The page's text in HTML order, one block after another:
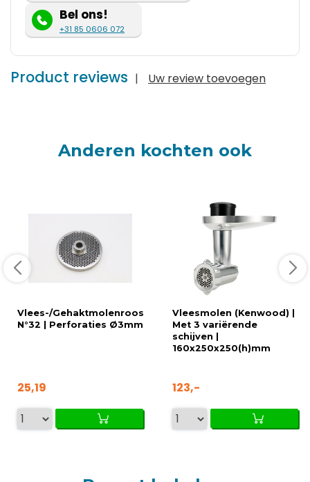
Bel ons!
+31 85 0606 072
Product reviews | Uw review toevoegen
Anderen kochten ook
Vlees-/Gehaktmolenrooster
N°32 | Perforaties Ø3mm
25,19
Vleesmolen (Kenwood) |
Met 3 variërende
schijven |
160x250x250(h)mm
123,-